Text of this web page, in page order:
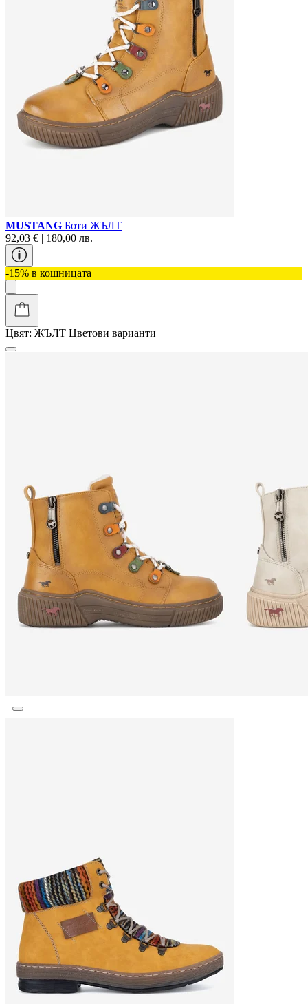
MUSTANG Боти ЖЪЛТ
92,03 € | 180,00 лв.
-15% в кошницата
Цвят: ЖЪЛТ Цветови варианти